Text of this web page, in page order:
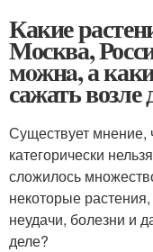
Какие
Москва,
мoжнa, а
сажать возле
Существует мнение,
категорически
сложилось
некоторые
неудачи, болезни и
деле?